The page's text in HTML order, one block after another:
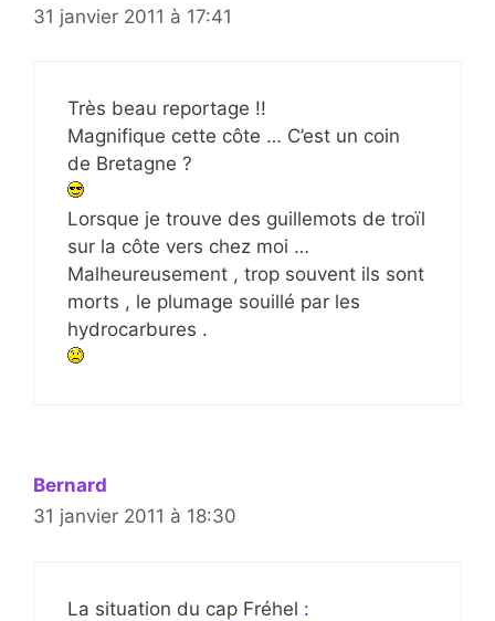
31 janvier 2011 à 17:41
Très beau reportage !!
Magnifique cette côte … C’est un coin
de Bretagne ?
Lorsque je trouve des guillemots de troïl
sur la côte vers chez moi …
Malheureusement , trop souvent ils sont
morts , le plumage souillé par les
hydrocarbures .
Bernard
31 janvier 2011 à 18:30
La situation du cap Fréhel :